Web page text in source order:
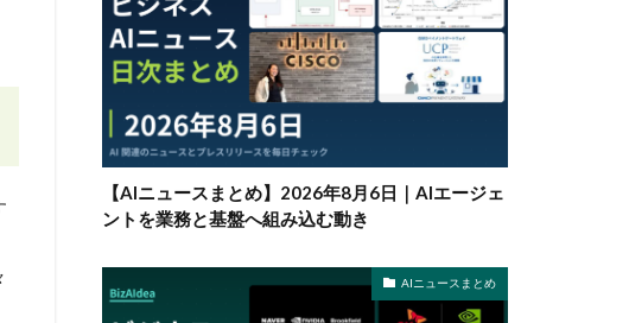
【AIニュースまとめ】2026年8月6日｜AIエージェ
ントを業務と基盤へ組み込む動き
AIニュースまとめ